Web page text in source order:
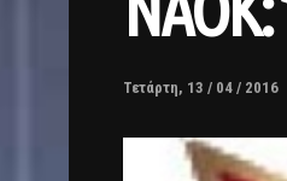
Τετάρτη, 13 / 04 / 2016